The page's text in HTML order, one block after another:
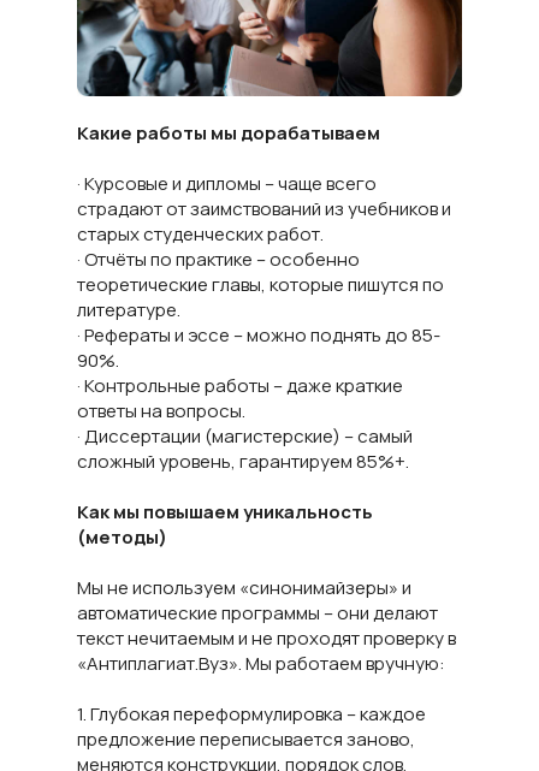
Какие работы мы дорабатываем
· Курсовые и дипломы – чаще всего
страдают от заимствований из учебников и
старых студенческих работ.
· Отчёты по практике – особенно
теоретические главы, которые пишутся по
литературе.
· Рефераты и эссе – можно поднять до 85-
90%.
· Контрольные работы – даже краткие
ответы на вопросы.
· Диссертации (магистерские) – самый
сложный уровень, гарантируем 85%+.
Как мы повышаем уникальность
(методы)
Мы не используем «синонимайзеры» и
автоматические программы – они делают
текст нечитаемым и не проходят проверку в
«Антиплагиат.Вуз». Мы работаем вручную:
1. Глубокая переформулировка – каждое
предложение переписывается заново,
меняются конструкции, порядок слов.